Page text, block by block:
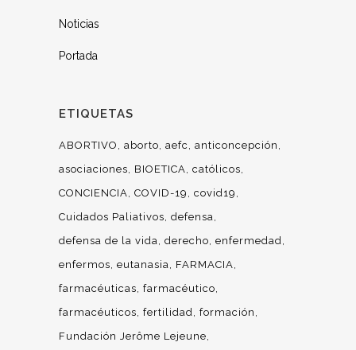
Noticias
Portada
ETIQUETAS
ABORTIVO aborto aefc
anticoncepción
asociaciones
BIOETICA católicos
CONCIENCIA COVID-19
covid19
Cuidados Paliativos defensa
defensa de la vida derecho enfermedad
enfermos eutanasia
FARMACIA
farmacéuticas farmacéutico
farmacéuticos fertilidad formación
Fundación Jerôme Lejeune